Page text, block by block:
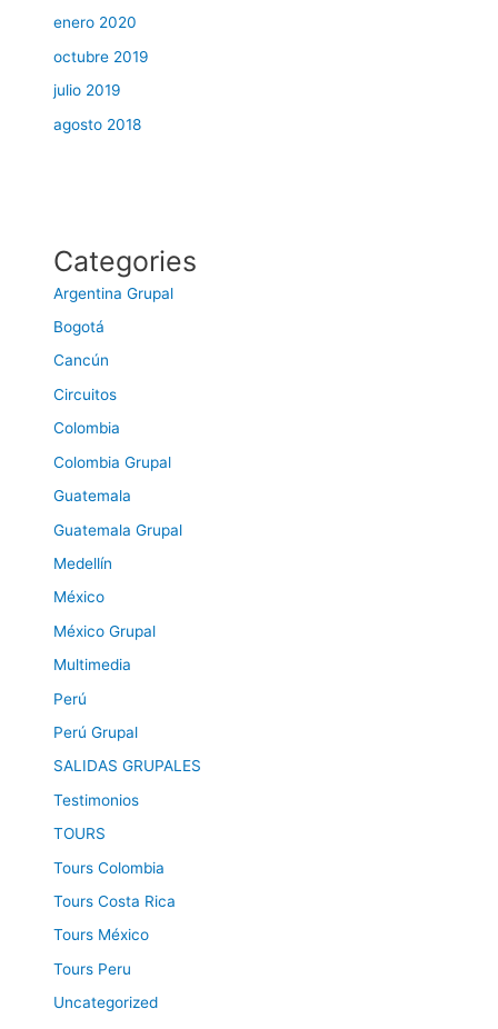
enero 2020
octubre 2019
julio 2019
agosto 2018
Categories
Argentina Grupal
Bogotá
Cancún
Circuitos
Colombia
Colombia Grupal
Guatemala
Guatemala Grupal
Medellín
México
México Grupal
Multimedia
Perú
Perú Grupal
SALIDAS GRUPALES
Testimonios
TOURS
Tours Colombia
Tours Costa Rica
Tours México
Tours Peru
Uncategorized